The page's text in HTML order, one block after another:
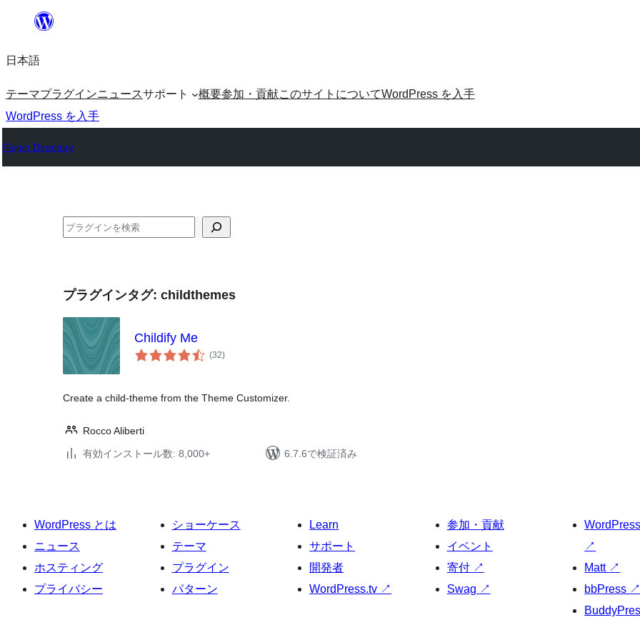
を
ッ
プ
日本語
テーマプラグインニュースサポート 概要参加・貢献このサイトについてWordPress を入手
WordPress を入手
Plugin Directory
検
プラグインタグ: childthemes
Childify Me
(32個
の)
Create a child-theme from the Theme Customizer.
Rocco Aliberti
有効インストール数: 8,000+
6.7.6で検証済み
WordPress とは
ニュース
ホスティング
プライバシー
ショーケース
テーマ
プラグイン
パターン
Learn
サポート
開発者
WordPress.tv ↗
参加・貢献
イベント
寄付 ↗
Swag ↗
↗
Matt ↗
bbPress ↗